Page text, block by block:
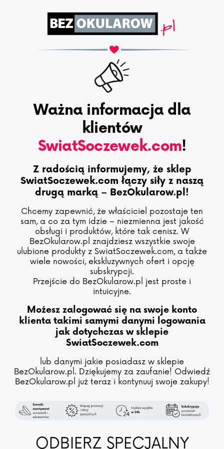
Ważna informacja dla
klientów
SwiatSoczewek.com!
Z radością informujemy, że sklep
SwiatSoczewek.com łączy siły z naszą
drugą marką – BezOkularow.pl!
Chcemy zapewnić, że właściciel pozostaje ten
sam, a co za tym idzie – niezmienna jest jakość
obsługi i produktów, które tak cenisz. W
BezOkularow.pl znajdziesz wszystkie swoje
ulubione produkty z SwiatSoczewek.com, a także
wiele nowości, ekskluzywnych ofert i opcję
subskrypcji.
Przejście do BezOkularow.pl jest proste i
intuicyjne.
Możesz zalogować się na swoje konto
klienta takimi samymi danymi logowania
jak dotychczas w sklepie
SwiatSoczewek.com
lub danymi jakie posiadasz w sklepie
BezOkularow.pl. Dziękujemy za zaufanie! Odwiedź
BezOkularow.pl już teraz i kontynuuj swoje zakupy!
ODBIERZ SPECJALNY